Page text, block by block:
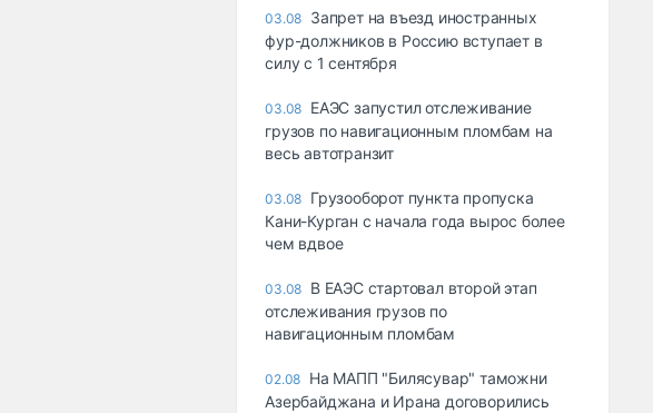
03.08 Запрет на въезд иностранных
фур-должников в Россию вступает в
силу с 1 сентября
03.08 ЕАЭС запустил отслеживание
грузов по навигационным пломбам на
весь автотранзит
03.08 Грузооборот пункта пропуска
Кани-Курган с начала года вырос более
чем вдвое
03.08 В ЕАЭС стартовал второй этап
отслеживания грузов по
навигационным пломбам
02.08 На МАПП "Билясувар" таможни
Азербайджана и Ирана договорились